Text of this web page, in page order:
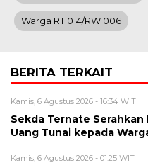
Warga RT 014/RW 006
BERITA TERKAIT
Kamis, 6 Agustus 2026 - 16:34 WIT
Sekda Ternate Serahkan
Uang Tunai kepada
Kamis, 6 Agustus 2026 - 01:25 WIT